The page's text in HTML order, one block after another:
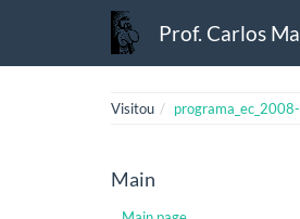
Prof. Carlos
Visitou
Main